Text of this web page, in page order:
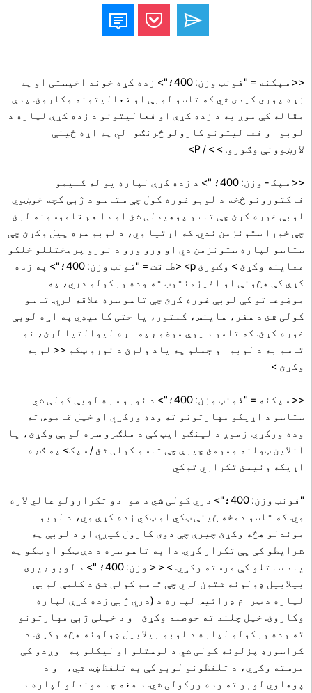
<< سپکنه = "فونټ وزن: 400؛"> زده کړه خوند اخیستی او په
زړه پوری کیدی شي که تاسو لوبې او فعالیتونه وکاروئ. پدې
مقاله کې موږ به د زده کړې او فعالیتونو د زده کړې لپاره د
لوبو او فعالیتونو کارولو څرنګوالي په اړه ځینې
لارښوونې وګورو. > > / P>
<< سپک - وزن: 400؛ "> د زده کړې لپاره یو له کليمو
فاکتورونو څخه د لوبو غوره کول چې ستاسو د ژبې کچه خوښوي
لوبې غوره کړئ چې تاسو پوهیدلی شئ او دا هم قاموسونه لرئ
چې خورا ستونزمن ندي. که اړتیا وي، د لوبو سره پیل وکړئ چې
ستاسو لپاره ستونزمن دي او ورو ورو د نورو پرمختللو خلکو
معاینه وکړئ >
وګورئ p> <طاقت = "فونټ وزن: 400؛"> په زده
کړې کې هڅونې او اغیزمنتوب ته وده ورکولو دري، په
موضوعاتو کې لوبې غوره کړئ چې تاسو سره علاقه لري. تاسو
کولی شئ د سفر، ساینس، کلتور، یا حتی کامیډي په اړه لوبې
غوره کړئ. که تاسو د یوې موضوع په اړه لیوالتیا لرئ، نو
تاسو به د لوبو او جملو په یاد ولرئ د نورو ټکو << لوبه
وکړئ >
<< سپکنه = "فونټ وزن: 400؛"> د نورو سره لوبې کولی شي
ستاسو د اړیکو مهارتونو ته وده ورکړي او خپل قاموس ته
وده ورکړي. زموږ د لینګو ایپ کې د ملګرو سره لوبې وکړئ، یا
آنلاین ټولنه ومومئ چیرې چې تاسو کولی شئ / سپک> په ګډه
اړیکه ونیسئ تکراري توکي
"فونټ وزن: 400؛"> دري کولی شي د موادو تکرارولو عالي لاره
وي. که تاسو دمخه ځینې ټکي او ټکي زده کړې وي، د لوبو
موندلو هڅه وکړئ چیرې چې دوی کارول کیږي او د لوبې په
شرایطو کې یې تکرار کړي. دا به تاسو سره د دې ټکو او ټکو په
یاد ساتلو کې مرسته وکړي. > < < وزن: 400؛ "> د لوبو ډیری
بیلابیل ډولونه شتون لري چې تاسو کولی شئ د کلمې لوبې
لپاره د ټرام ډرائیس لپاره د (دري ژبې زده کړې لپاره
وکاروئ. خپل چلند ته حوصله وکړئ او د خپلې ژبې مهارتونو
ته وده ورکولو لپاره د لوبو بیلابیل ډولونه هڅه وکړئ. د
کراسورډ پزلونه کولی شي د لوستلو او لیکلو په اوږدو کې
مرسته وکړي، د تلفظونو لوبو کې به تلفظ ښه شي، او د
پوهاوي لوبو ته وده ورکولی شي. د هغه چا موندلو لپاره د